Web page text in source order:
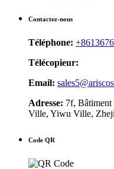
Contactez-nous
Téléphone:
Télécopieur:
Email:
Adresse: 7f,
Ville, Yiwu Ville,
Code QR